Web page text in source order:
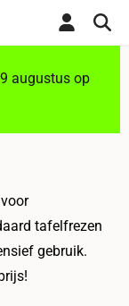
augustus op
tafelfrezen
gebruik.